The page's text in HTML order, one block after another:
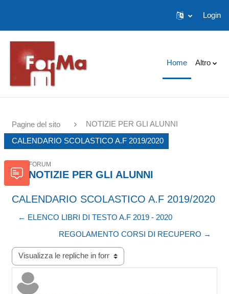
Login
Home Altro
Pagine del sito NOTIZIE PER GLI ALUNNI
CALENDARIO SCOLASTICO A.F 2019/2020
FORUM
NOTIZIE PER GLI ALUNNI
CALENDARIO SCOLASTICO A.F 2019/2020
← ELENCO LIBRI DI TESTO A.F 2019 - 2020
REGOLAMENTO CORSI DI RECUPERO →
Modalità visualizzazione